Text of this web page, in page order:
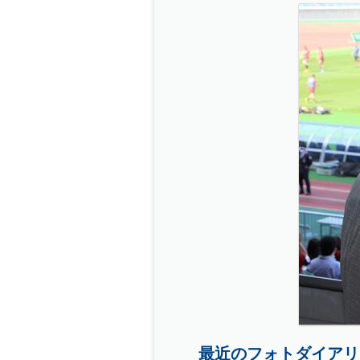
最近のフォトダイア